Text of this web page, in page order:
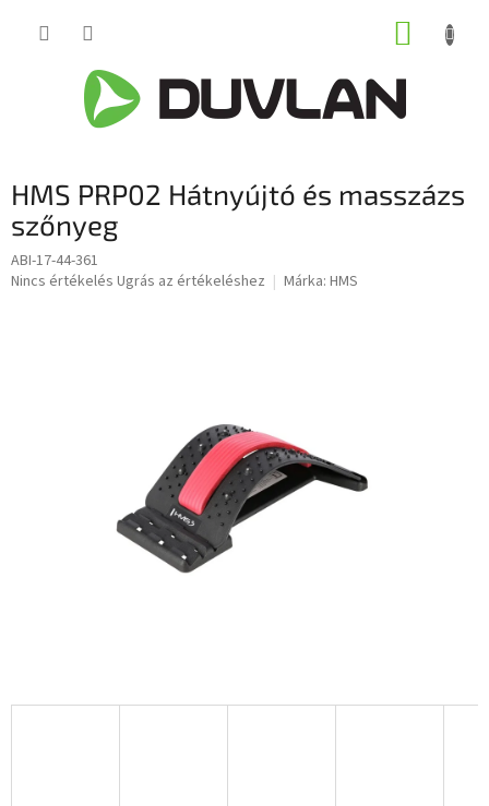
KOSÁR
HMS PRP02 Hátnyújtó és masszázs
szőnyeg
ABI-17-44-361
A
Nincs értékelés Ugrás az értékeléshez Márka: HMS